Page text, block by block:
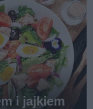
i jajkiem